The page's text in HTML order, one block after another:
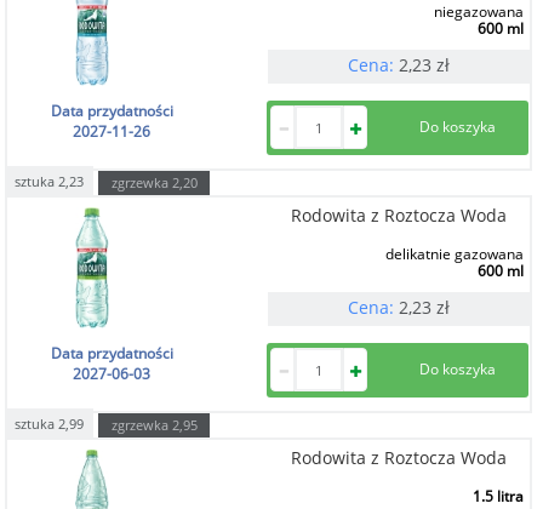
niegazowana
600 ml
Cena: 2,23 zł
Data przydatności
2027-11-26
sztuka 2,23 zgrzewka 2,20
Rodowita z Roztocza Woda
delikatnie gazowana
600 ml
Cena: 2,23 zł
Data przydatności
2027-06-03
sztuka 2,99 zgrzewka 2,95
Rodowita z Roztocza Woda
1.5 litra